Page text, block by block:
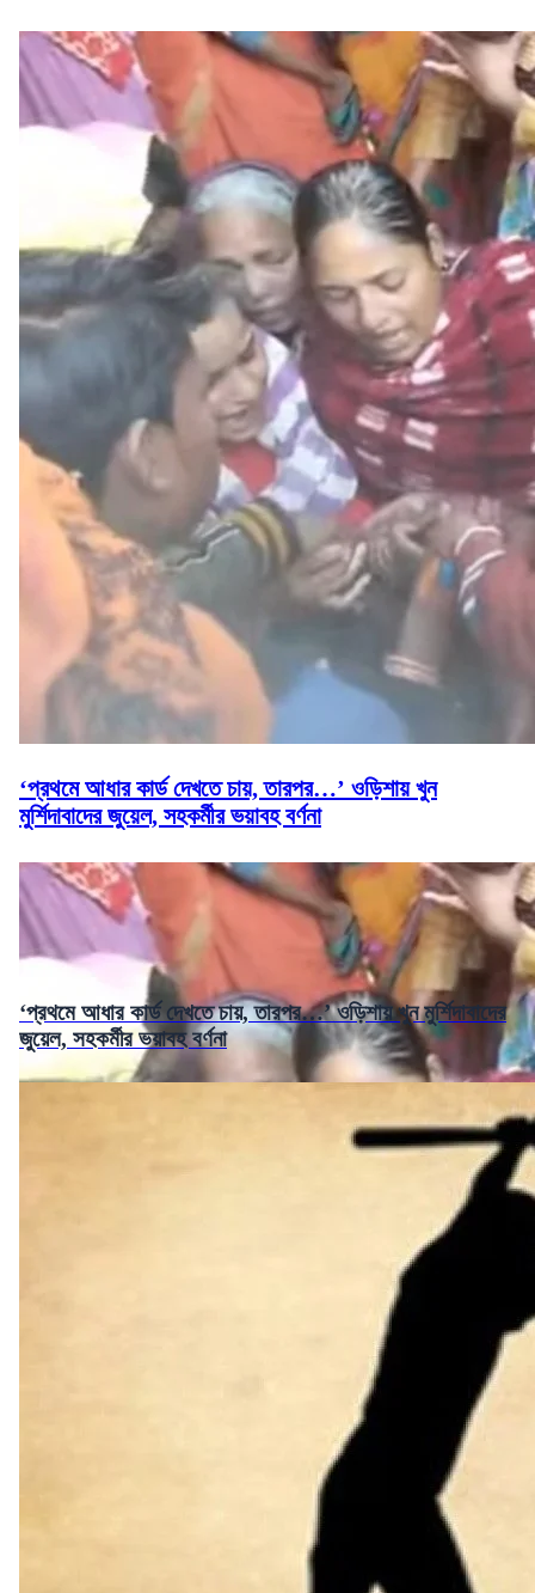
‘প্রথমে আধার কার্ড দেখতে চায়, তারপর…’ ওড়িশায় খুন
মুর্শিদাবাদের জুয়েল, সহকর্মীর ভয়াবহ বর্ণনা
‘প্রথমে আধার কার্ড দেখতে চায়, তারপর…’ ওড়িশায় খুন মুর্শিদাবাদের
জুয়েল, সহকর্মীর ভয়াবহ বর্ণনা